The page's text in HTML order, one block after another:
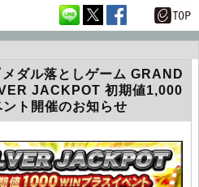
メダル落としゲーム GRAND
JACKPOT 初期値1,000
ト開催のお知らせ